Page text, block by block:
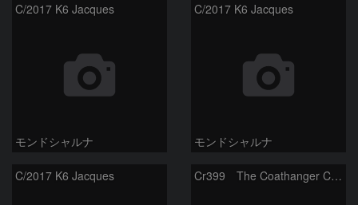
C/2017 K6 Jacques
モンドシャルナ
C/2017 K6 Jacques
モンドシャルナ
C/2017 K6 Jacques Cr399 The Coathanger Cluster